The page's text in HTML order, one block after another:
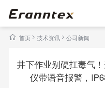
首页> 技术资讯 > 公司新闻
井下作业别硬扛毒气
仪带语音报警，